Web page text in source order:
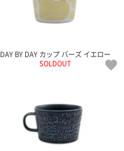
DAY BY DAY カップ バーズ イエロー
SOLDOUT